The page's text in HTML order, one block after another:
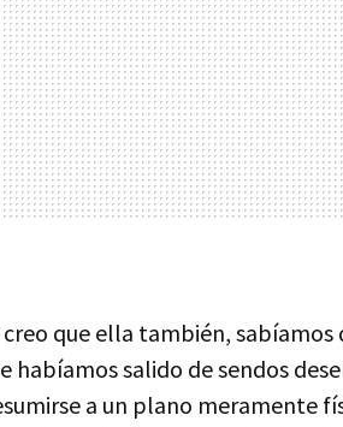
que ella también, sabíamos
salido de sendos
a un plano meramente